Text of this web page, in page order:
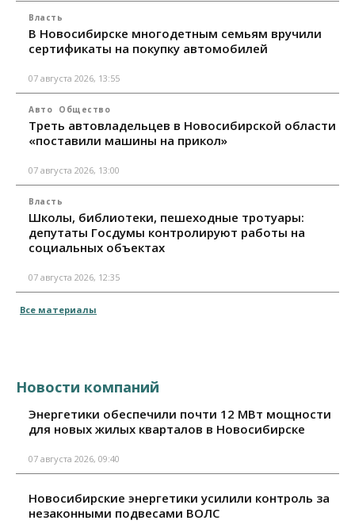
Власть
В Новосибирске многодетным семьям вручили
сертификаты на покупку автомобилей
07 августа 2026, 13:55
Авто Общество
Треть автовладельцев в Новосибирской области
«поставили машины на прикол»
07 августа 2026, 13:00
Власть
Школы, библиотеки, пешеходные тротуары:
депутаты Госдумы контролируют работы на
социальных объектах
07 августа 2026, 12:35
Все материалы
Новости компаний
Энергетики обеспечили почти 12 МВт мощности
для новых жилых кварталов в Новосибирске
07 августа 2026, 09:40
Новосибирские энергетики усилили контроль за
незаконными подвесами ВОЛС